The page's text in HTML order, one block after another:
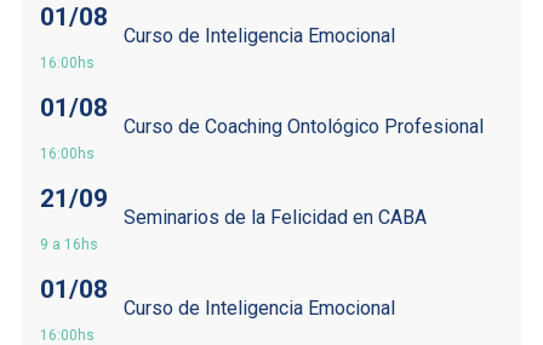
01/08
16:00hs
Curso de Inteligencia Emocional
01/08
16:00hs
Curso de Coaching Ontológico Profesional
21/09
9 a 16hs
Seminarios de la Felicidad en CABA
01/08
16:00hs
Curso de Inteligencia Emocional